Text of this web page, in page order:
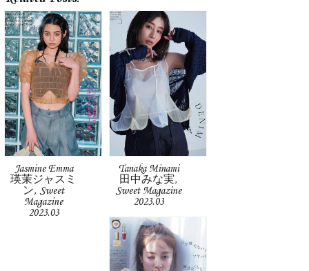
Jasmine Emma
瑛茉ジャスミ
ン, Sweet
Magazine
2023.03
Tanaka Minami
田中みな実,
Sweet Magazine
2023.03